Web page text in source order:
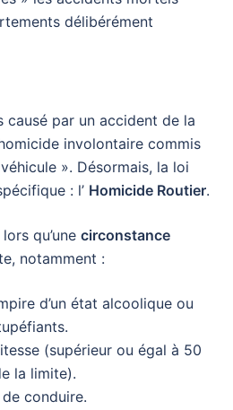
délibérément
causé par un accident de la
involontaire commis
». Désormais, la loi
: l’ Homicide Routier.
qu’une circonstance
notamment :
d’un état alcoolique ou
(supérieur ou égal à 50
la limite).
conduire.